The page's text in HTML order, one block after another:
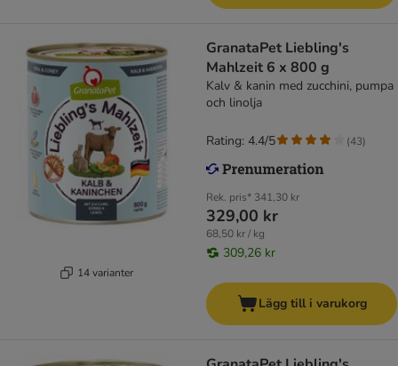
14 varianter
GranataPet Liebling's
Mahlzeit 6 x 800 g
Kalv & kanin med zucchini, pumpa
och linolja
Rek. pris* 341,30 kr
329,00 kr
68,50 kr / kg
309,26 kr
Rating: 4.4/5 (43)
Lägg till i varukorg